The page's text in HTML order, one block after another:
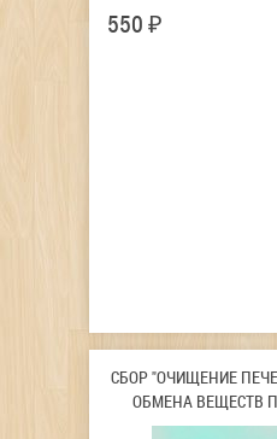
550 ₽
СБОР "ОЧИЩЕНИЕ
ОБМЕНА ВЕЩЕСТВ